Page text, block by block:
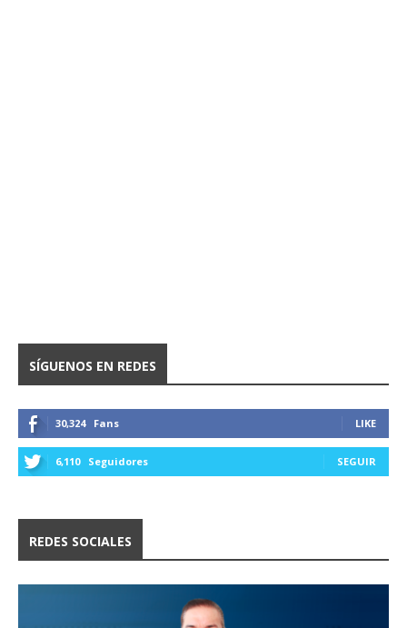
SÍGUENOS EN REDES
30,324 Fans LIKE
6,110 Seguidores SEGUIR
REDES SOCIALES